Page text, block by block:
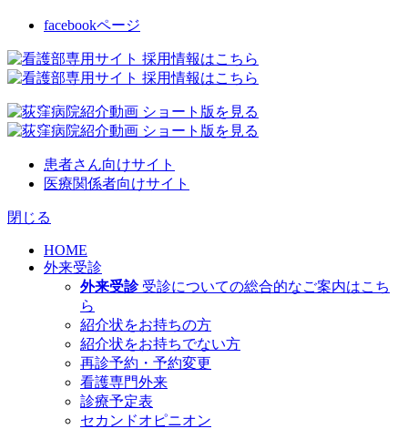
facebookページ
患者さん向けサイト
医療関係者向けサイト
閉じる
HOME
外来受診
外来受診 受診についての総合的なご案内はこち
ら
紹介状をお持ちの方
紹介状をお持ちでない方
再診予約・予約変更
看護専門外来
診療予定表
セカンドオピニオン